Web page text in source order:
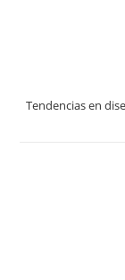
Tendencias en